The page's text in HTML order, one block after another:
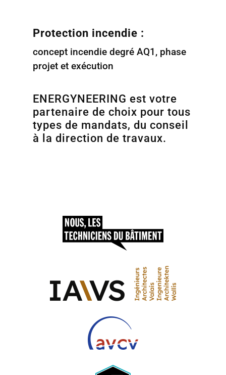
Protection incendie :
concept incendie degré AQ1, phase
projet et exécution
ENERGYNEERING est votre
partenaire de choix pour tous
types de mandats, du conseil
à la direction de travaux.